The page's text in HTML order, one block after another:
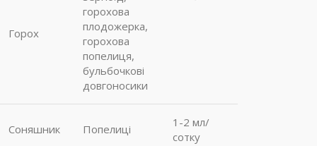
Горох
горохова
плодожерка,
горохова
попелиця,
бульбочкові
довгоносики
Соняшник Попелиці
1-2 мл/
сотку